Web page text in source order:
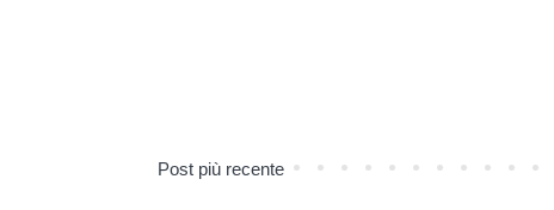
Post più recente